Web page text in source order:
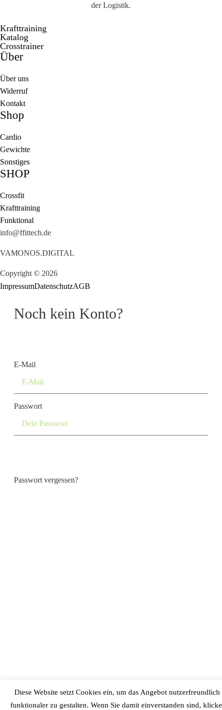
der Logistik.
Krafttraining
Katalog
Crosstrainer
Über
Über uns
Widerruf
Kontakt
Shop
Cardio
Gewichte
Sonstiges
SHOP
Crossfit
Krafttraining
Funktional
info@ffittech.de
VAMONOS.DIGITAL
Copyright © 2026
ImpressumDatenschutzAGB
Diese Website setzt Cookies ein, um das Angebot nutzerfreundlich
funktionaler zu gestalten. Wenn Sie damit einverstanden sind,
Noch kein Konto?
E-Mail
Passwort
Passwort vergessen?